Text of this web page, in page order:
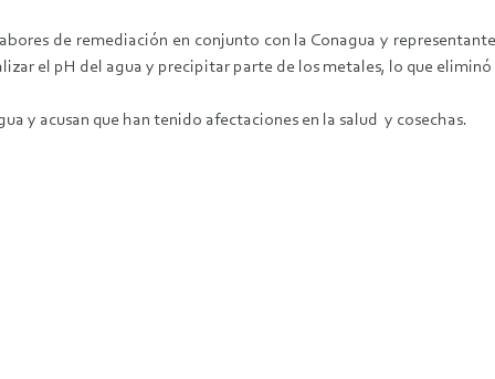
de remediación en conjunto con la Conagua y
el pH del agua y precipitar parte de los metales, lo que
y acusan que han tenido afectaciones en la salud y cosechas.